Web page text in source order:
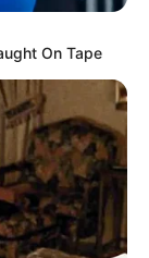
On Tape